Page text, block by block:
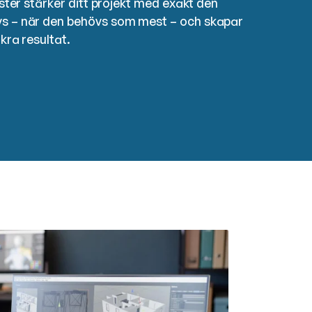
– när den behövs som mest – och skapar
resultat.